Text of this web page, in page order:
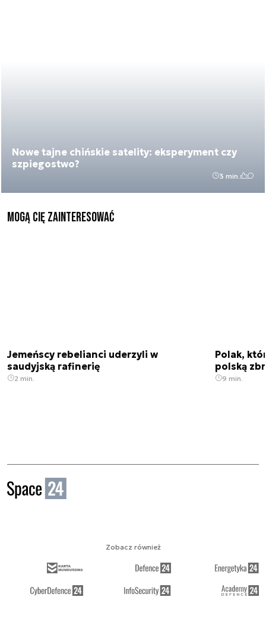
Nowe tajne chińskie satelity: eksperyment czy
szpiegostwo?
3 min.
Mogą Cię zainteresować
Jemeńscy rebelianci uderzyli w
saudyjską rafinerię
2 min.
Polak,
polską
9 min.
Zobacz również